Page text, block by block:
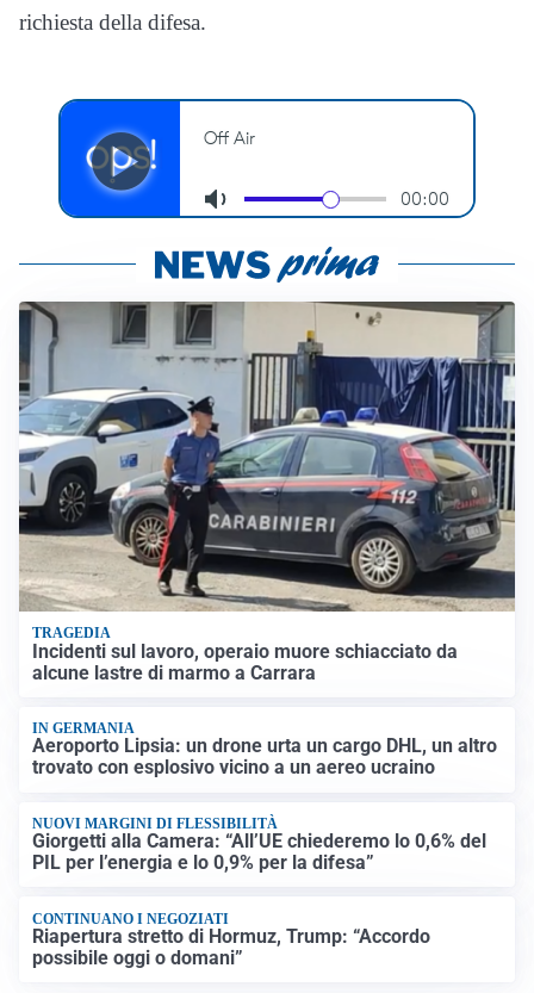
richiesta della difesa.
TRAGEDIA
Incidenti sul lavoro, operaio muore schiacciato da
alcune lastre di marmo a Carrara
IN GERMANIA
Aeroporto Lipsia: un drone urta un cargo DHL, un altro
trovato con esplosivo vicino a un aereo ucraino
NUOVI MARGINI DI FLESSIBILITÀ
Giorgetti alla Camera: “All’UE chiederemo lo 0,6% del
PIL per l’energia e lo 0,9% per la difesa”
CONTINUANO I NEGOZIATI
Riapertura stretto di Hormuz, Trump: “Accordo
possibile oggi o domani”